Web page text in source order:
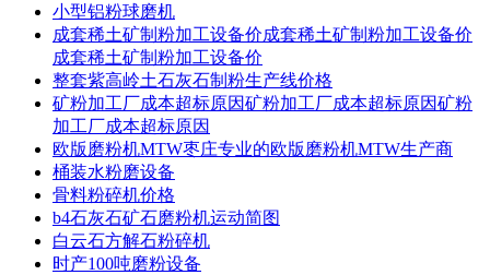
小型铝粉球磨机
成套稀土矿制粉加工设备价成套稀土矿制粉加工设备价
成套稀土矿制粉加工设备价
整套紫高岭土石灰石制粉生产线价格
矿粉加工厂成本超标原因矿粉加工厂成本超标原因矿粉
加工厂成本超标原因
欧版磨粉机MTW枣庄专业的欧版磨粉机MTW生产商
桶装水粉磨设备
骨料粉碎机价格
b4石灰石矿石磨粉机运动简图
白云石方解石粉碎机
时产100吨磨粉设备